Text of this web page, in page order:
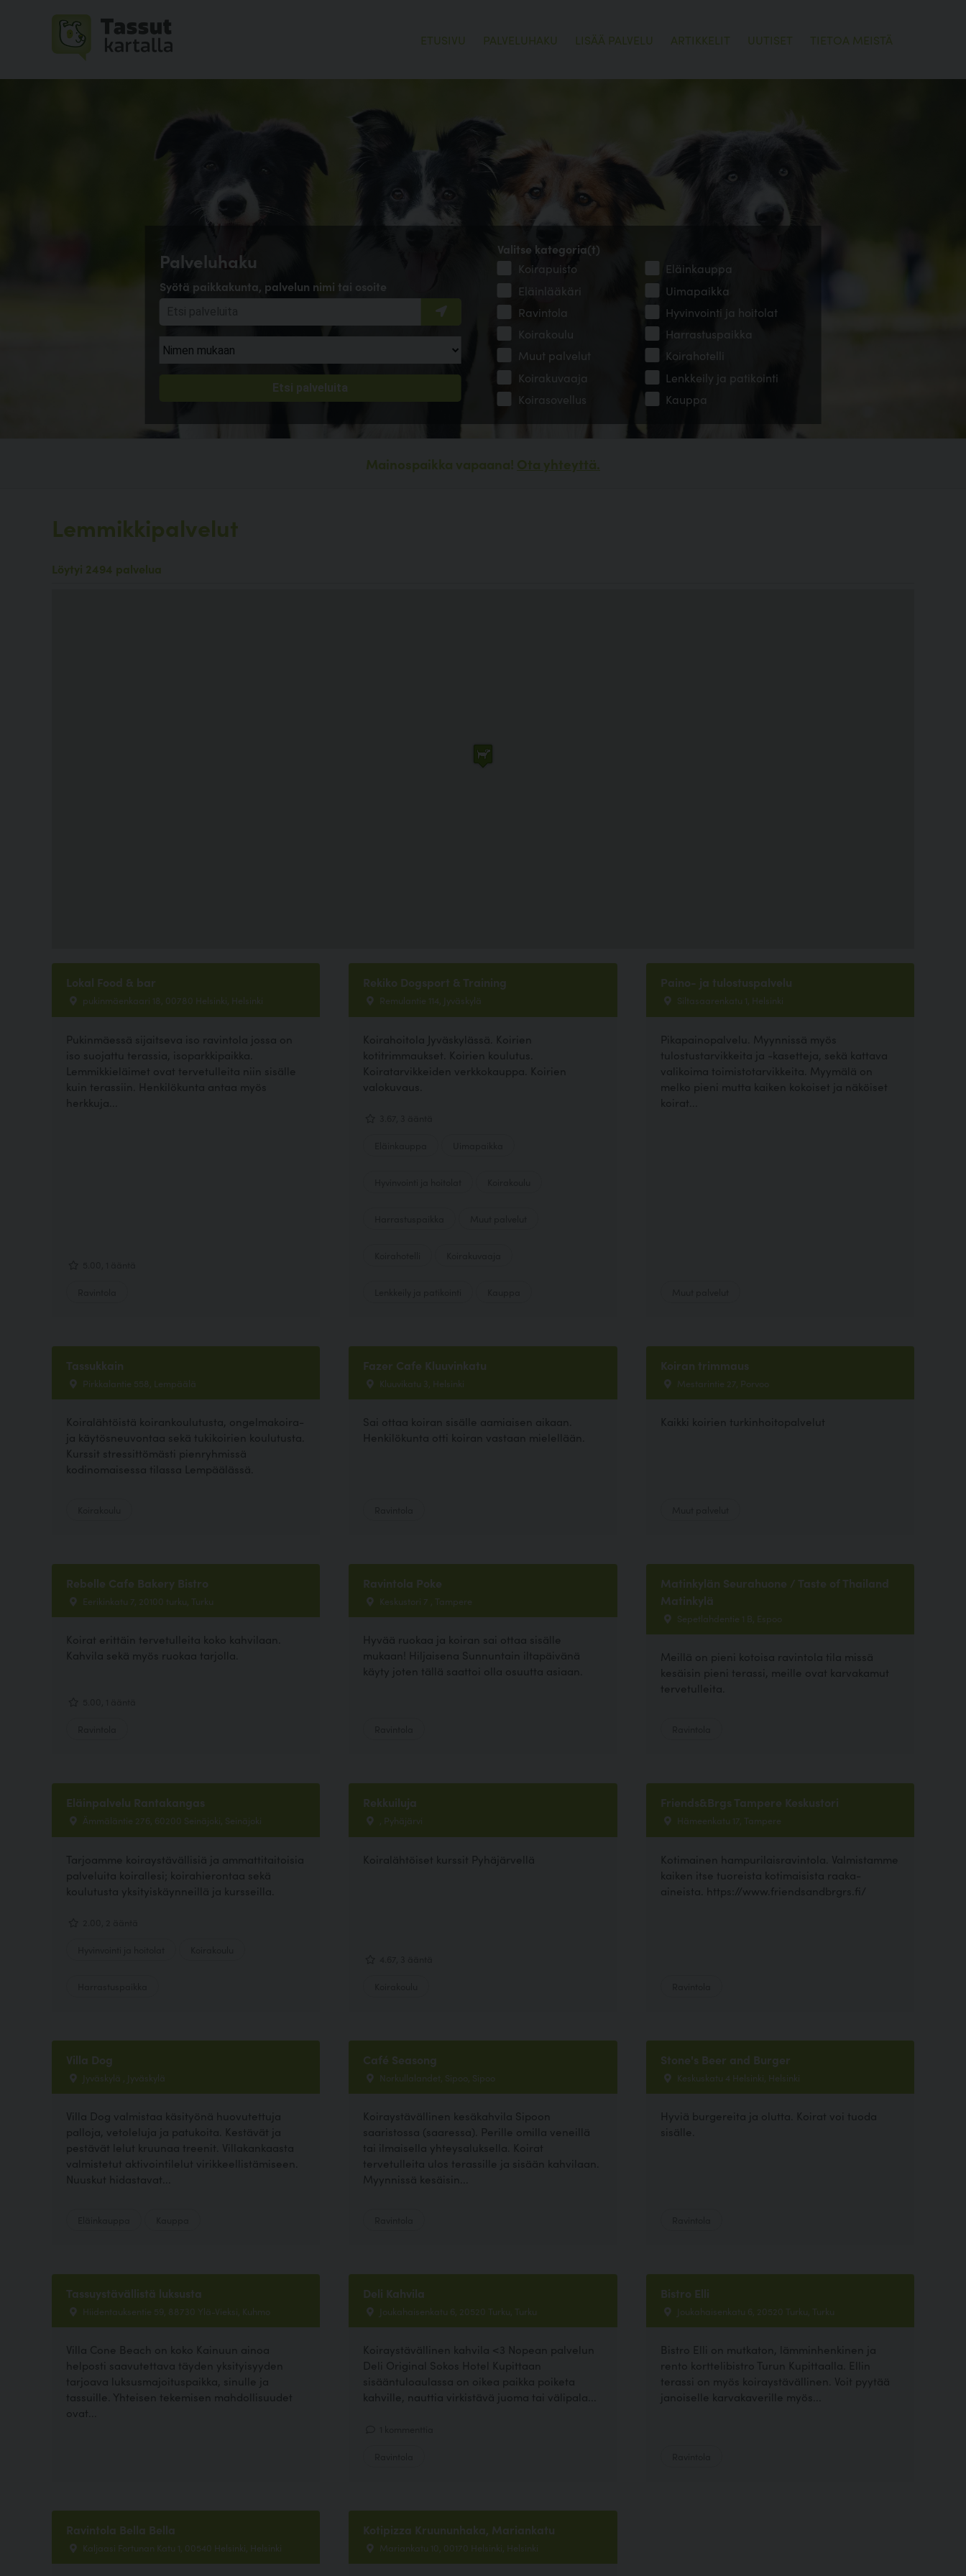
ETUSIVU PALVELUHAKU LISÄÄ PALVELU ARTIKKELIT UUTISET TIETOA MEISTÄ
Palveluhaku
Syötä paikkakunta, palvelun nimi tai osoite
Valitse kategoria(t)
Koirapuisto
Eläinkauppa
Eläinlääkäri
Uimapaikka
Ravintola
Hyvinvointi ja hoitolat
Koirakoulu
Harrastuspaikka
Muut palvelut
Koirahotelli
Koirakuvaaja
Lenkkeily ja patikointi
Koirasovellus
Kauppa
Mainospaikka vapaana! Ota yhteyttä.
Lemmikkipalvelut
Löytyi 2494 palvelua
Lokal Food & bar
pukinmäenkaari 18, 00780 Helsinki, Helsinki
Pukinmäessä sijaitseva iso ravintola jossa on
iso suojattu terassia, isoparkkipaikka.
Lemmikkieläimet ovat tervetulleita niin sisälle
kuin terassiin. Henkilökunta antaa myös
herkkuja...
Rekiko Dogsport & Training
Remulantie 114, Jyväskylä
Koirahoitola Jyväskylässä. Koirien
kotitrimmaukset. Koirien koulutus.
Koiratarvikkeiden verkkokauppa. Koirien
valokuvaus.
Paino- ja tulostuspalvelu
Siltasaarenkatu 1, Helsinki
Pikapainopalvelu. Myynnissä myös
tulostustarvikkeita ja -kasetteja, sekä kattava
valikoima toimistotarvikkeita. Myymälä on
melko pieni mutta kaiken kokoiset ja näköiset
koirat...
Tassukkain
Pirkkalantie 558, Lempäälä
Koiralähtöistä koirankoulutusta, ongelmakoira-
ja käytösneuvontaa sekä tukikoirien koulutusta.
Kurssit stressittömästi pienryhmissä
kodinomaisessa tilassa Lempäälässä.
Fazer Cafe Kluuvinkatu
Kluuvikatu 3, Helsinki
Sai ottaa koiran sisälle aamiaisen aikaan.
Henkilökunta otti koiran vastaan mielellään.
Koiran trimmaus
Mestarintie 27, Porvoo
Kaikki koirien turkinhoitopalvelut
Rebelle Cafe Bakery Bistro
Eerikinkatu 7, 20100 turku, Turku
Koirat erittäin tervetulleita koko kahvilaan.
Kahvila sekä myös ruokaa tarjolla.
Ravintola Poke
Keskustori 7 , Tampere
Hyvää ruokaa ja koiran sai ottaa sisälle
mukaan! Hiljaisena Sunnuntain iltapäivänä
käyty joten tällä saattoi olla osuutta asiaan.
Matinkylän Seurahuone / Taste of Thailand
Matinkylä
Sepetlahdentie 1 B, Espoo
Meillä on pieni kotoisa ravintola tila missä
kesäisin pieni terassi, meille ovat karvakamut
tervetulleita.
Eläinpalvelu Rantakangas
Ämmäläntie 276, 60200 Seinäjoki, Seinäjoki
Tarjoamme koiraystävällisiä ja ammattitaitoisia
palveluita koirallesi; koirahierontaa sekä
koulutusta yksityiskäynneillä ja kursseilla.
Rekkuiluja
, Pyhäjärvi
Koiralähtöiset kurssit Pyhäjärvellä
Friends&Brgs Tampere Keskustori
Hämeenkatu 17, Tampere
Kotimainen hampurilaisravintola. Valmistamme
kaiken itse tuoreista kotimaisista raaka-
aineista. https://www.friendsandbrgrs.fi/
Villa Dog
Jyväskylä , Jyväskylä
Villa Dog valmistaa käsityönä huovutettuja
palloja, vetoleluja ja patukoita. Kestävät ja
pestävät lelut kruunaa treenit. Villakankaasta
valmistetut aktivointilelut virikkeellistämiseen.
Nuuskut hidastavat...
Café Seasong
Norkullalandet, Sipoo, Sipoo
Koiraystävällinen kesäkahvila Sipoon
saaristossa (saaressa). Perille omilla veneillä
tai ilmaisella yhteysaluksella. Koirat
tervetulleita ulos terassille ja sisään kahvilaan.
Myynnissä kesäisin...
Stone's Beer and Burger
Keskuskatu 4 Helsinki, Helsinki
Hyviä burgereita ja olutta. Koirat voi tuoda
sisälle.
Tassuystävällistä luksusta
Hiidentauksentie 59, 88730 Ylä-Vieksi, Kuhmo
Villa Cone Beach on koko Kainuun ainoa
helposti saavutettava täyden yksityisyyden
tarjoava luksusmajoituspaikka, sinulle ja
tassuille. Yhteisen tekemisen mahdollisuudet
ovat...
Deli Kahvila
Joukahaisenkatu 6, 20520 Turku, Turku
Koiraystävällinen kahvila <3 Nopean palvelun
Deli Original Sokos Hotel Kupittaan
sisääntuloaulassa on oikea paikka poiketa
kahville, nauttia virkistävä juoma tai välipala...
Bistro Elli
Joukahaisenkatu 6, 20520 Turku, Turku
Bistro Elli on mutkaton, lämminhenkinen ja
rento korttelibistro Turun Kupittaalla. Ellin
terassi on myös koiraystävällinen. Voit pyytää
janoiselle karvakaverille myös...
Ravintola Bella Bella
Kaljaasi Fortunan Katu 1, 00540 Helsinki, Helsinki
Kotipizza Kruununhaka, Mariankatu
Mariankatu 10, 00170 Helsinki, Helsinki